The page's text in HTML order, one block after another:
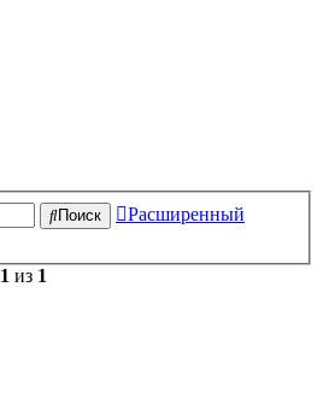
Поиск
Расширенный
1 из 1